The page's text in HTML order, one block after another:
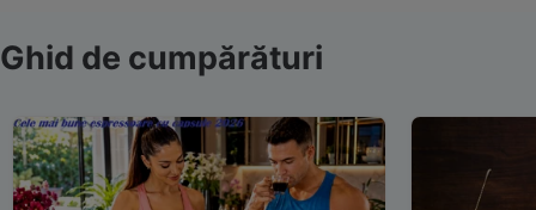
Ghid de cumpărături